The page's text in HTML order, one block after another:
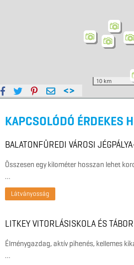
KAPCSOLÓDÓ ÉRDEKES
BALATONFÜREDI VÁROSI
Összesen egy kilométer hosszan lehet
…
Látványosság
LITKEY VITORLÁSISKOLA ÉS TÁBOR
Élménygazdag, aktív pihenés, kellemes
…